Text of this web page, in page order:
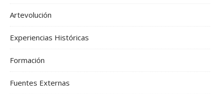
Artevolución
Experiencias Históricas
Formación
Fuentes Externas